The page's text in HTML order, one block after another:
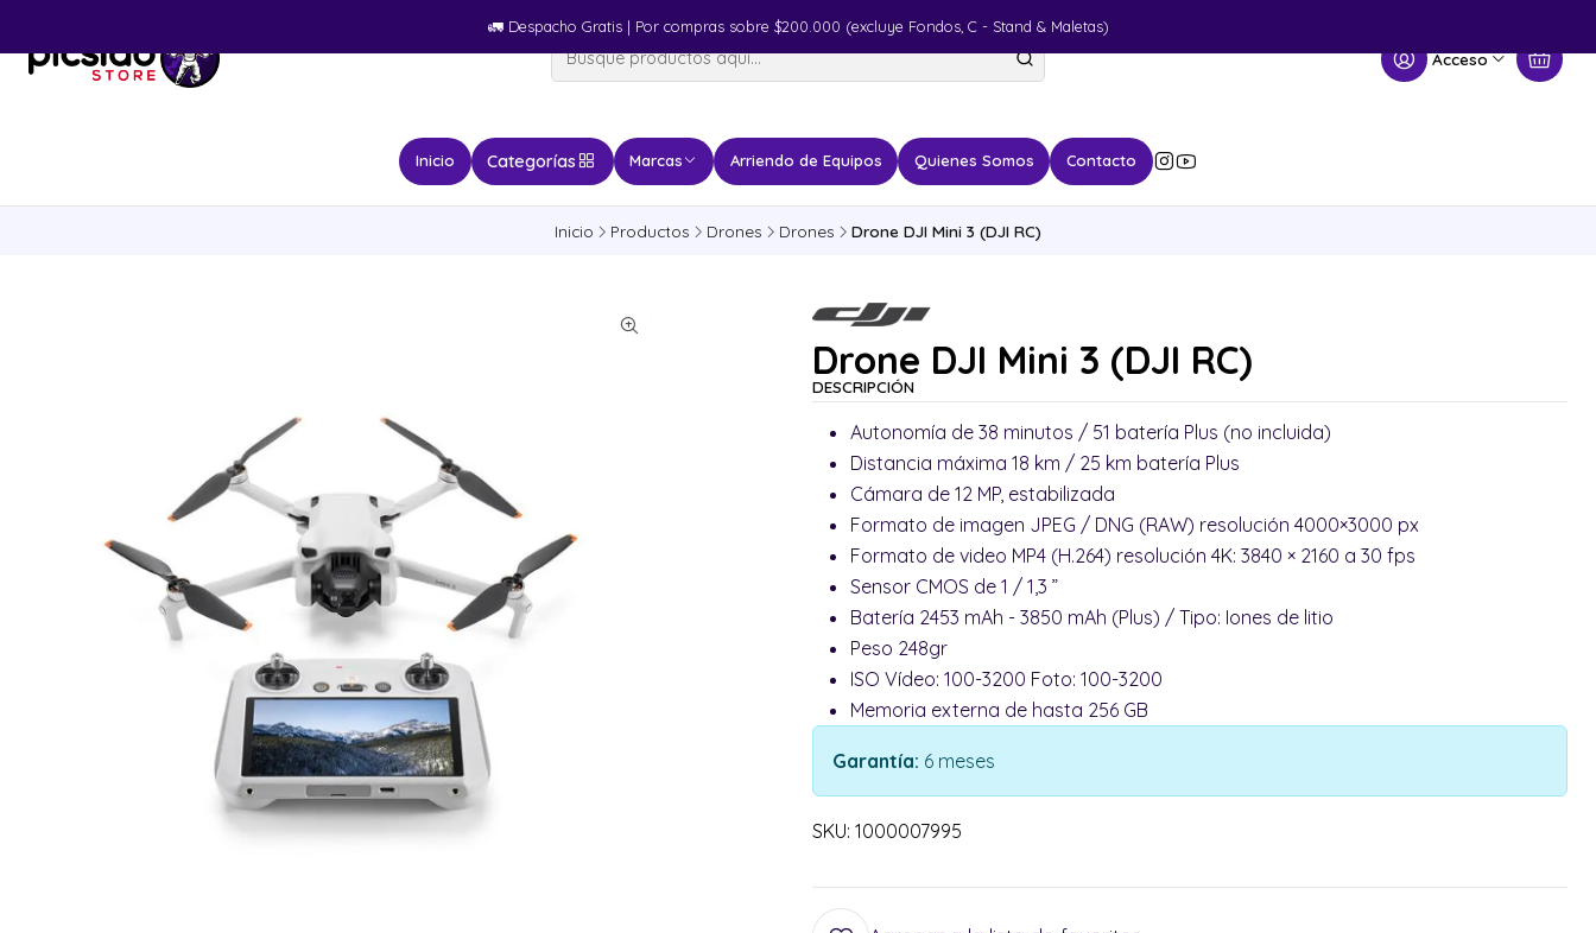
Acceso
Inicio Categorías Marcas Arriendo de Equipos Quienes Somos Contacto
🚛​ Despacho Gratis | Por compras sobre $200.000 (excluye Fondos, C - Stand & Maletas)
Inicio Productos Drones Drones Drone DJI Mini 3 (DJI RC)
Drone DJI Mini 3 (DJI RC)
DESCRIPCIÓN
Autonomía de 38 minutos / 51 batería Plus (no incluida)
Distancia máxima 18 km / 25 km batería Plus
Cámara de 12 MP, estabilizada
Formato de imagen JPEG / DNG (RAW) resolución 4000×3000 px
Formato de video MP4 (H.264) resolución 4K: 3840 × 2160 a 30 fps
Sensor CMOS de 1 / 1,3 ”
Batería 2453 mAh - 3850 mAh (Plus) / Tipo: Iones de litio
Peso 248gr
ISO Vídeo: 100-3200 Foto: 100-3200
Memoria externa de hasta 256 GB
Garantía: 6 meses
SKU: 1000007995